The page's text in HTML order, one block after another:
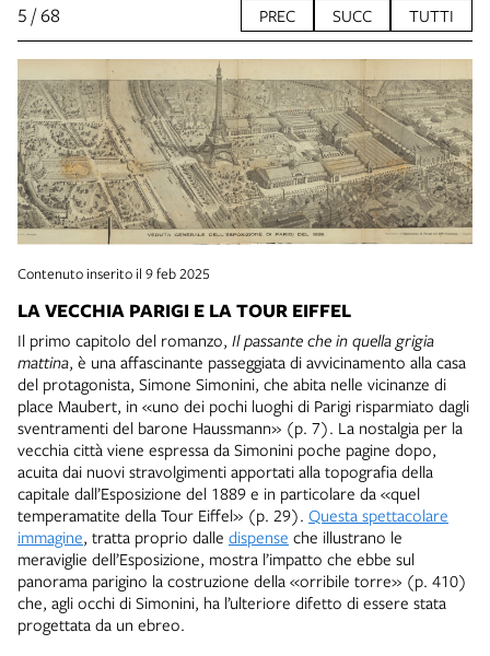
5 / 68 PREC SUCC TUTTI
Contenuto inserito il 9 feb 2025
LA VECCHIA PARIGI E LA TOUR EIFFEL
Il primo capitolo del romanzo, Il passante che in quella grigia
mattina, è una affascinante passeggiata di avvicinamento alla casa
del protagonista, Simone Simonini, che abita nelle vicinanze di
place Maubert, in «uno dei pochi luoghi di Parigi risparmiato dagli
sventramenti del barone Haussmann» (p. 7). La nostalgia per la
vecchia città viene espressa da Simonini poche pagine dopo,
acuita dai nuovi stravolgimenti apportati alla topografia della
capitale dall’Esposizione del 1889 e in particolare da «quel
temperamatite della Tour Eiffel» (p. 29). Questa spettacolare
immagine, tratta proprio dalle dispense che illustrano le
meraviglie dell’Esposizione, mostra l’impatto che ebbe sul
panorama parigino la costruzione della «orribile torre» (p. 410)
che, agli occhi di Simonini, ha l’ulteriore difetto di essere stata
progettata da un ebreo.